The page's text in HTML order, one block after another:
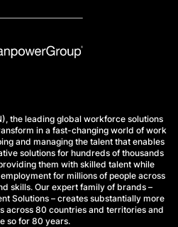
the leading global workforce solutions
in a fast-changing world of work
and managing the talent that enables
solutions for hundreds of thousands
them with skilled talent while
for millions of people across
skills. Our expert family of brands –
Solutions – creates substantially more
across 80 countries and territories and
so for 80 years.